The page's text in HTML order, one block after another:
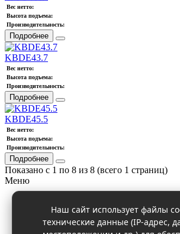
Вес нетто:
Высота подъема:
Производительность:
Подробнее
KBDE43.7
Вес нетто:
Высота подъема:
Производительность:
Подробнее
KBDE45.5
Вес нетто:
Высота подъема:
Производительность:
Подробнее
Показано с 1 по 8 из 8 (всего 1 страниц)
Меню
Ремонт насосного оборудования
Документация
Наш сайт использует файлы
технические данные (IP-адрес,